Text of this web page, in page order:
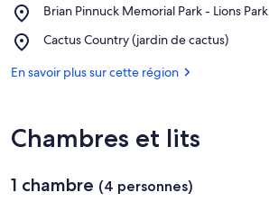
de
de
Brian Pinnuck Memorial Park - Lions Park
Place,
Pinnuck
Park
Cactus Country (jardin de cactus)
Place,
Country
En savoir plus sur cette région
Chambres et lits
1 chambre (4 personnes)